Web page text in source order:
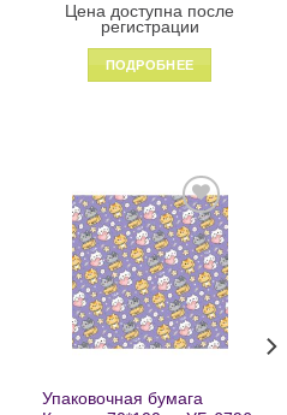
Цена доступна после
регистрации
ПОДРОБНЕЕ
Добавить
в список
желаний
Упаковочная бумага